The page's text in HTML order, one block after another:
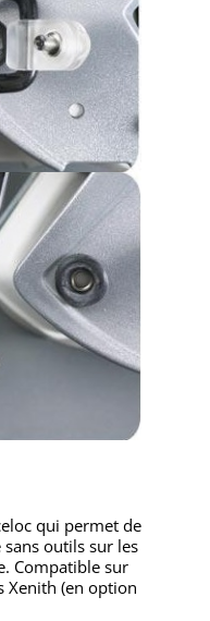
qui permet de
outils sur les
Compatible sur
Xenith (en option